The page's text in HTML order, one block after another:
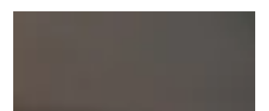
Якщо уявити світ як величезний стіл, то в Індії на тарілках